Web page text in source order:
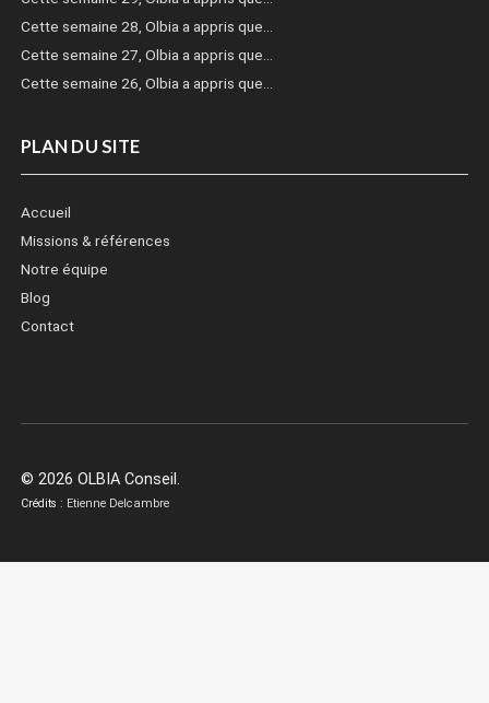
Cette semaine 28, Olbia a appris que…
Cette semaine 27, Olbia a appris que…
Cette semaine 26, Olbia a appris que…
PLAN DU SITE
Accueil
Missions & références
Notre équipe
Blog
Contact
© 2026 OLBIA Conseil.
Crédits : Etienne Delcambre